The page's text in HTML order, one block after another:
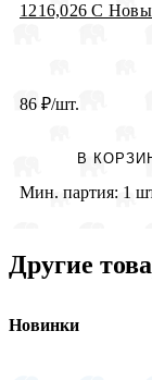
1216,026 С
86 ₽/шт.
В
Мин. партия: 1
Другие
Новинки